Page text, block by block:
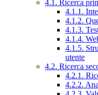
4.1. Ricerca
4.1.1.
4.1.2.
4.1.3.
4.1.4.
4.1.5.
utente
4.2. Ricerca
4.2.1.
4.2.2.